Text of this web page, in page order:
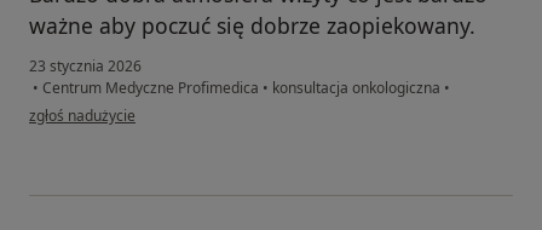
ważne aby poczuć się dobrze zaopiekowany.
23 stycznia 2026
• Centrum Medyczne Profimedica • konsultacja onkologiczna •
w opinii użytkownika Dorota M.
zgłoś nadużycie